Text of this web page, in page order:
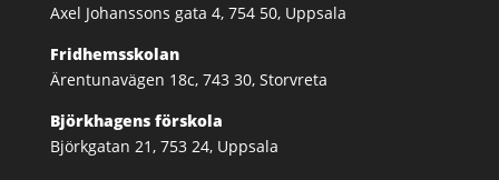
Axel Johanssons gata 4, 754 50, Uppsala
Fridhemsskolan
Ärentunavägen 18c, 743 30, Storvreta
Björkhagens förskola
Björkgatan 21, 753 24, Uppsala